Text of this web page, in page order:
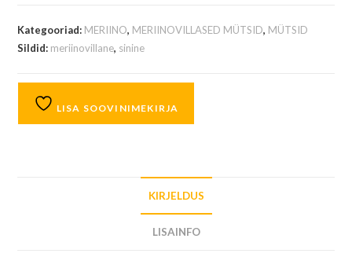
Kategooriad: MERIINO, MERIINOVILLASED MÜTSID, MÜTSID
Sildid: meriinovillane, sinine
LISA SOOVINIMEKIRJA
KIRJELDUS
LISAINFO